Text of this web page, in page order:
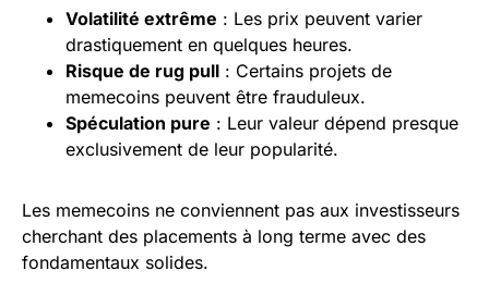
Volatilité extrême : Les prix peuvent varier
drastiquement en quelques heures.
Risque de rug pull : Certains projets de
memecoins peuvent être frauduleux.
Spéculation pure : Leur valeur dépend presque
exclusivement de leur popularité.
Les memecoins ne conviennent pas aux investisseurs
cherchant des placements à long terme avec des
fondamentaux solides.